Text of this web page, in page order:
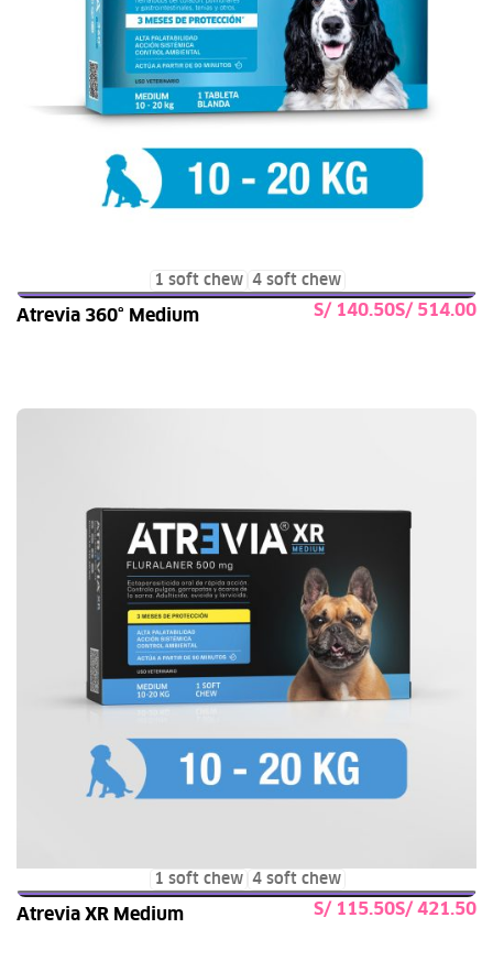
1 soft chew 4 soft chew
Atrevia 360° Medium S/ S/
1 soft chew 4 soft chew
Atrevia XR Medium S/ S/